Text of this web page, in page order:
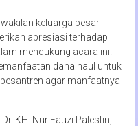
keluarga besar
apresiasi terhadap
mendukung acara ini.
dana haul untuk
agar manfaatnya
KH. Nur Fauzi Palestin,